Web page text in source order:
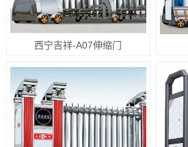
西宁吉祥-A07伸缩门